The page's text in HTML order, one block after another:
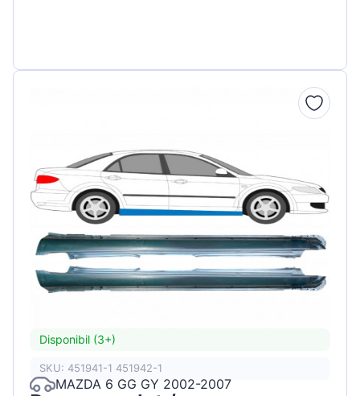
Disponibil (3+)
SKU: 451941-1 451942-1
MAZDA 6 GG GY 2002-2007